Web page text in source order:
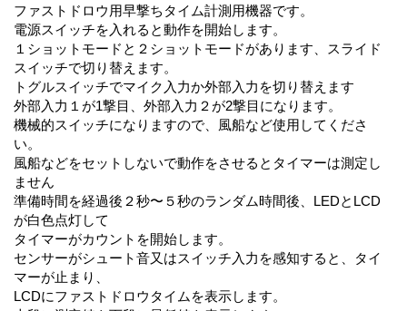
ファストドロウ用早撃ちタイム計測用機器です。
電源スイッチを入れると動作を開始します。
１ショットモードと２ショットモードがあります、スライド
スイッチで切り替えます。
トグルスイッチでマイク入力か外部入力を切り替えます
外部入力１が1撃目、外部入力２が2撃目になります。
機械的スイッチになりますので、風船など使用してくださ
い。
風船などをセットしないで動作をさせるとタイマーは測定し
ません
準備時間を経過後２秒〜５秒のランダム時間後、LEDとLCD
が白色点灯して
タイマーがカウントを開始します。
センサーがシュート音又はスイッチ入力を感知すると、タイ
マーが止まり、
LCDにファストドロウタイムを表示します。